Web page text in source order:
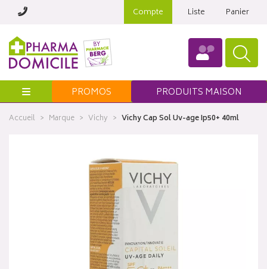
Compte Liste Panier
Menu PROMOS PRODUITS MAISON
Accueil Marque Vichy Vichy Cap Sol Uv-age Ip50+ 40ml